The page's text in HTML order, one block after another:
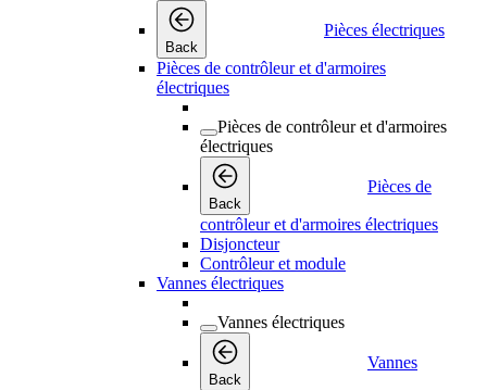
Back
Pièces électriques
Pièces de contrôleur et d'armoires
électriques
Pièces de contrôleur et d'armoires
électriques
Back
Pièces de
contrôleur et d'armoires électriques
Disjoncteur
Contrôleur et module
Vannes électriques
Vannes électriques
Back
Vannes